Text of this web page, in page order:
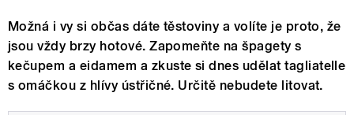
Možná i vy si občas dáte těstoviny a volíte je proto, že
jsou vždy brzy hotové. Zapomeňte na špagety s
kečupem a eidamem a zkuste si dnes udělat tagliatelle
s omáčkou z hlívy ústřičné. Určitě nebudete litovat.